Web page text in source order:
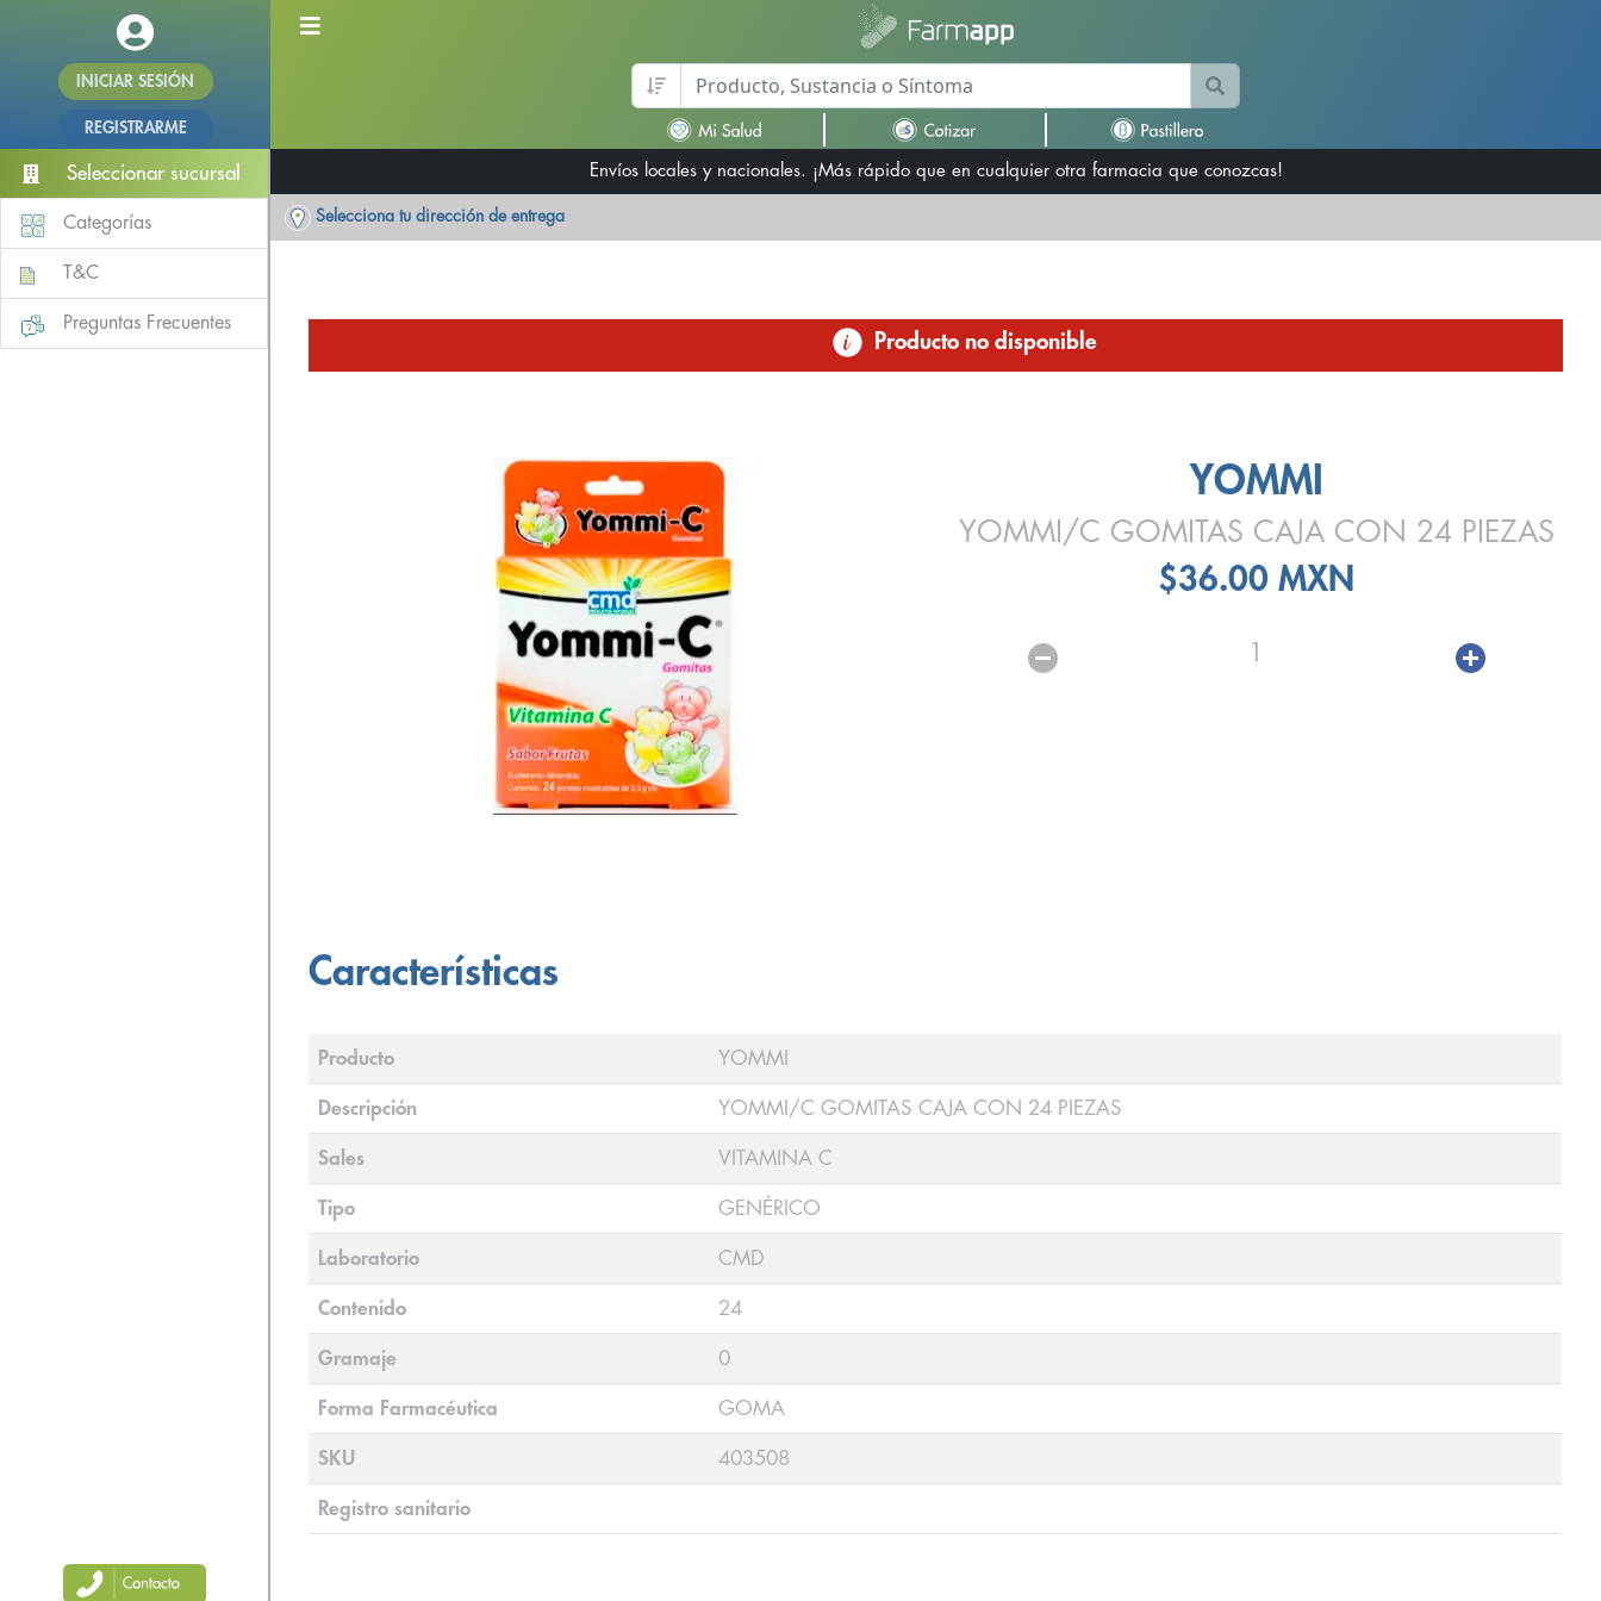
INICIAR SESIÓN
REGISTRARME
Seleccionar sucursal
Categorías
T&C
Preguntas Frecuentes
Envíos locales y nacionales. ¡Más rápido que en cualquier otra farmacia que conozcas!
Selecciona tu dirección de entrega
Producto no disponible
YOMMI
YOMMI/C GOMITAS CAJA CON 24 PIEZAS
$36.00 MXN
1
Características
Producto YOMMI
Descripción YOMMI/C GOMITAS CAJA CON 24 PIEZAS
Sales VITAMINA C
Tipo GENÉRICO
Laboratorio CMD
Contenido 24
Gramaje 0
Forma Farmacéutica GOMA
SKU 403508
Registro sanitario